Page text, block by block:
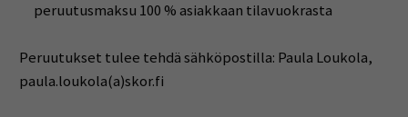
peruutusmaksu 100 % asiakkaan tilavuokrasta
Peruutukset tulee tehdä sähköpostilla: Paula Loukola,
paula.loukola(a)skor.fi